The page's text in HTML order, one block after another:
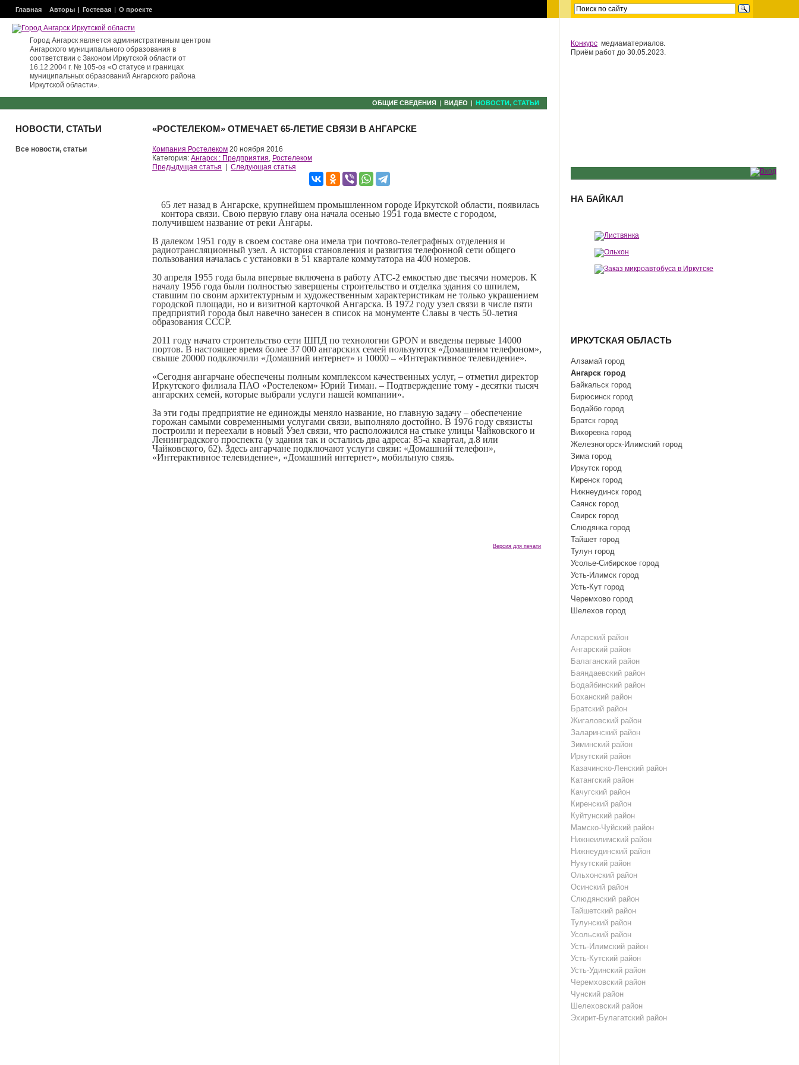
Главная Авторы Гостевая О проекте
Город Ангарск является административным центром
Ангарского муниципального образования в
соответствии с Законом Иркутской области от
16.12.2004 г. № 105-оз «О статусе и границах
муниципальных образований Ангарского района
Иркутской области».
ОБЩИЕ СВЕДЕНИЯ ВИДЕО НОВОСТИ, СТАТЬИ
НОВОСТИ, СТАТЬИ
Все новости, статьи
«РОСТЕЛЕКОМ» ОТМЕЧАЕТ 65-ЛЕТИЕ СВЯЗИ В АНГАРСКЕ
Компания Ростелеком 20 ноября 2016
Категория: Ангарск : Предприятия, Ростелеком
Предыдущая статья
Следующая статья
65 лет назад в Ангарске, крупнейшем промышленном городе Иркутской области, появилась
контора связи. Свою первую главу она начала осенью 1951 года вместе с городом,
получившем название от реки Ангары.
В далеком 1951 году в своем составе она имела три почтово-телеграфных отделения и
радиотрансляционный узел. А история становления и развития телефонной сети общего
пользования началась с установки в 51 квартале коммутатора на 400 номеров.
30 апреля 1955 года была впервые включена в работу АТС-2 емкостью две тысячи номеров. К
началу 1956 года были полностью завершены строительство и отделка здания со шпилем,
ставшим по своим архитектурным и художественным характеристикам не только украшением
городской площади, но и визитной карточкой Ангарска. В 1972 году узел связи в числе пяти
предприятий города был навечно занесен в список на монументе Славы в честь 50-летия
образования СССР.
2011 году начато строительство сети ШПД по технологии GPON и введены первые 14000
портов. В настоящее время более 37 000 ангарских семей пользуются «Домашним телефоном»,
свыше 20000 подключили «Домашний интернет» и 10000 – «Интерактивное телевидение».
«Сегодня ангарчане обеспечены полным комплексом качественных услуг, – отметил директор
Иркутского филиала ПАО «Ростелеком» Юрий Тиман. – Подтверждение тому - десятки тысяч
ангарских семей, которые выбрали услуги нашей компании».
За эти годы предприятие не единожды меняло название, но главную задачу – обеспечение
горожан самыми современными услугами связи, выполняло достойно. В 1976 году связисты
построили и переехали в новый Узел связи, что расположился на стыке улицы Чайковского и
Ленинградского проспекта (у здания так и остались два адреса: 85-а квартал, д.8 или
Чайковского, 62). Здесь ангарчане подключают услуги связи: «Домашний телефон»,
«Интерактивное телевидение», «Домашний интернет», мобильную связь.
Версия для печати
Конкурс медиаматериалов.
Приём работ до 30.05.2023.
НА БАЙКАЛ
ИРКУТСКАЯ ОБЛАСТЬ
Алзамай город
Ангарск город
Байкальск город
Бирюсинск город
Бодайбо город
Братск город
Вихоревка город
Железногорск-Илимский город
Зима город
Иркутск город
Киренск город
Нижнеудинск город
Саянск город
Свирск город
Слюдянка город
Тайшет город
Тулун город
Усолье-Сибирское город
Усть-Илимск город
Усть-Кут город
Черемхово город
Шелехов город
Аларский район
Ангарский район
Балаганский район
Баяндаевский район
Бодайбинский район
Боханский район
Братский район
Жигаловский район
Заларинский район
Зиминский район
Иркутский район
Казачинско-Ленский район
Катангский район
Качугский район
Киренский район
Куйтунский район
Мамско-Чуйский район
Нижнеилимский район
Нижнеудинский район
Нукутский район
Ольхонский район
Осинский район
Слюдянский район
Тайшетский район
Тулунский район
Усольский район
Усть-Илимский район
Усть-Кутский район
Усть-Удинский район
Черемховский район
Чунский район
Шелеховский район
Эхирит-Булагатский район